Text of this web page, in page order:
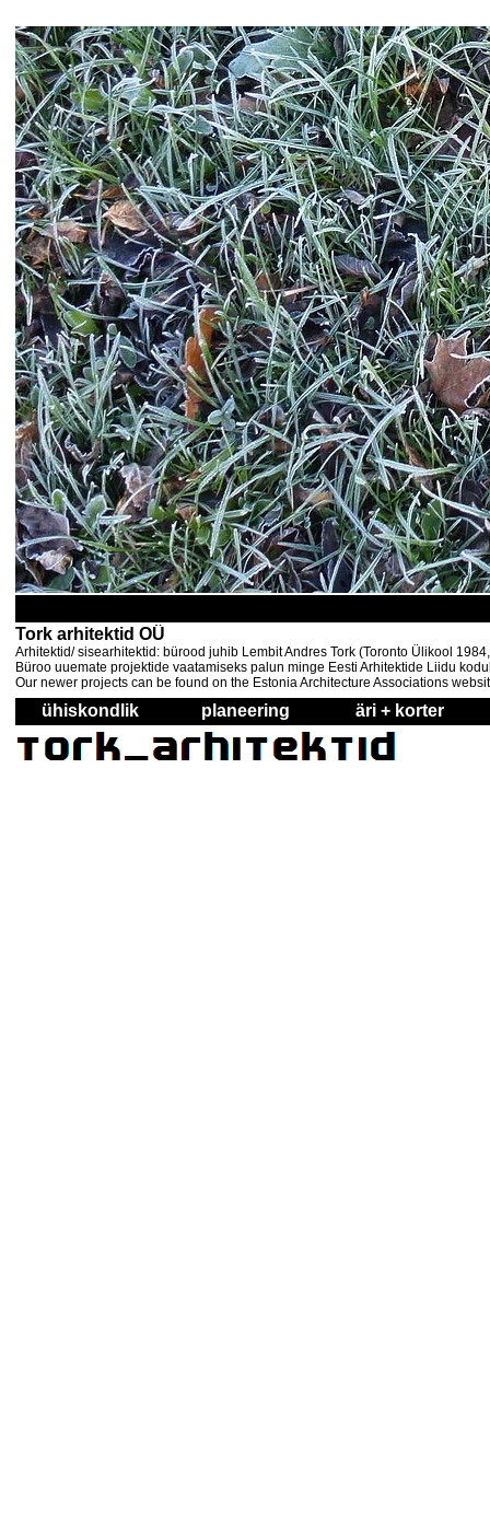
Tork arhitektid OÜ
Arhitektid/ sisearhitektid: bürood juhib Lembit Andres Tork (Toronto Ülikool
Büroo uuemate projektide vaatamiseks palun minge Eesti Arhitektide Liidu
Our newer projects can be found on the Estonia Architecture Associations
ühiskondlik planeering äri + korter